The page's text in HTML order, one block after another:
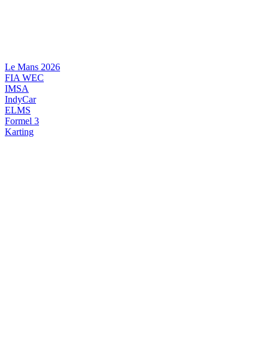
Le Mans 2026
FIA WEC
IMSA
IndyCar
ELMS
Formel 3
Karting